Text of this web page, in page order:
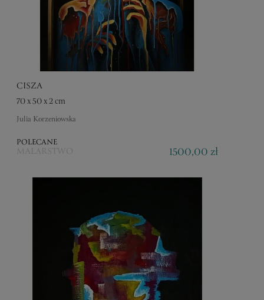
CISZA
70 x 50 x 2 cm
Julia Korzeniowska
POLECANE
MALARSTWO 1500,00 zł